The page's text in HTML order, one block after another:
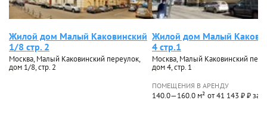
Жилой дом Малый Каковинский
1/8 стр. 2
Москва, Малый Каковинский переулок,
дом 1/8, стр. 2
Жилой дом Малый
4 стр.1
Москва, Малый Каковинский
дом 4, стр. 1
ПОМЕЩЕНИЯ В АРЕНДУ
140.0—160.0 м² от 41 143 ₽ ₽ за